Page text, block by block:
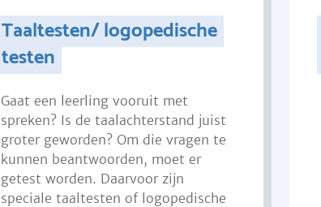
Taaltesten/ logopedische
testen
Gaat een leerling vooruit met
spreken? Is de taalachterstand juist
groter geworden? Om die vragen te
kunnen beantwoorden, moet er
getest worden. Daarvoor zijn
speciale taaltesten of logopedische